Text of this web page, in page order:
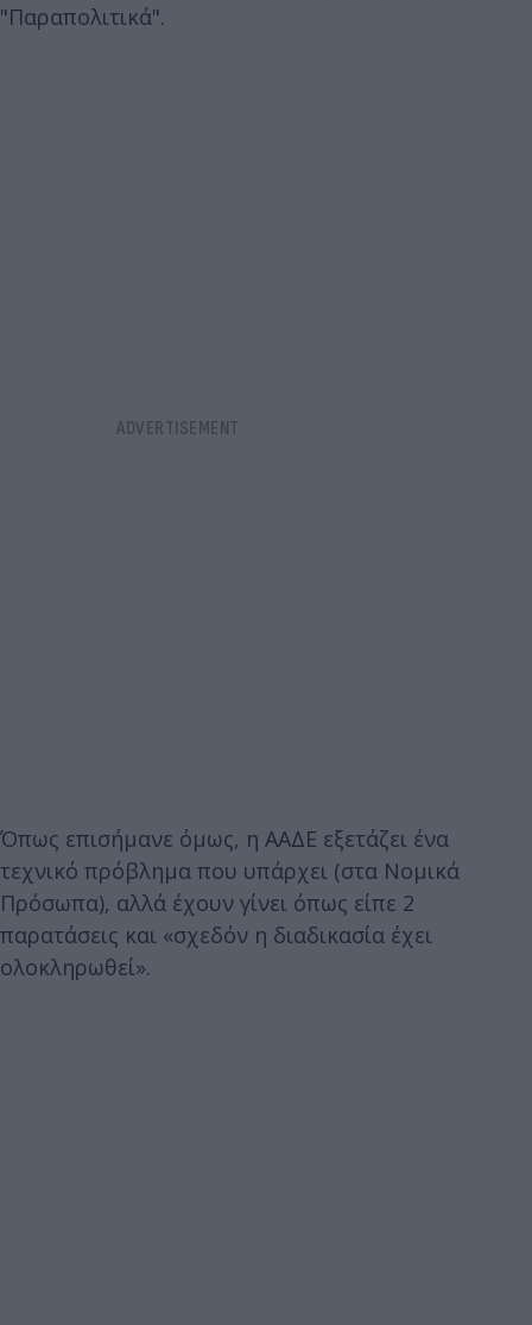
"Παραπολιτικά".
Όπως επισήμανε όμως, η ΑΑΔΕ εξετάζει ένα
τεχνικό πρόβλημα που υπάρχει (στα Νομικά
Πρόσωπα), αλλά έχουν γίνει όπως είπε 2
παρατάσεις και «σχεδόν η διαδικασία έχει
ολοκληρωθεί».